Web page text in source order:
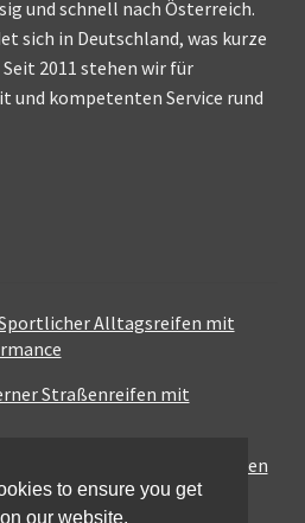
und schnell nach Österreich.
sich in Deutschland, was kurze
2011 stehen wir für
und kompetenten Service rund
Alltagsreifen mit
Straßenreifen mit
Sport-Touring-Reifen
to ensure you get
our website.